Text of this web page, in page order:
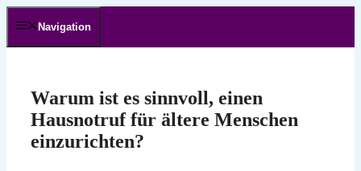
Zum
Inhalt Navigation
Warum ist es sinnvoll, einen
Hausnotruf für ältere Menschen
einzurichten?